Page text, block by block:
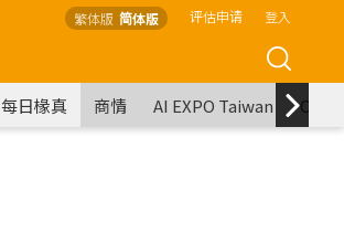
繁体版 简体版 评估申请 登入
每日椽真 商情 AI EXPO Taiwan